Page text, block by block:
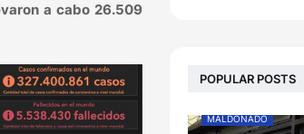
a cabo 26.509
POPULAR POSTS
MALDONADO